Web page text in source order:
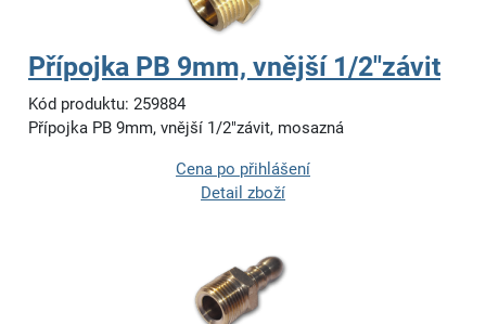
Přípojka PB 9mm, vnější 1/2"závit
Kód produktu: 259884
Přípojka PB 9mm, vnější 1/2"závit, mosazná
Cena po přihlášení
Detail zboží